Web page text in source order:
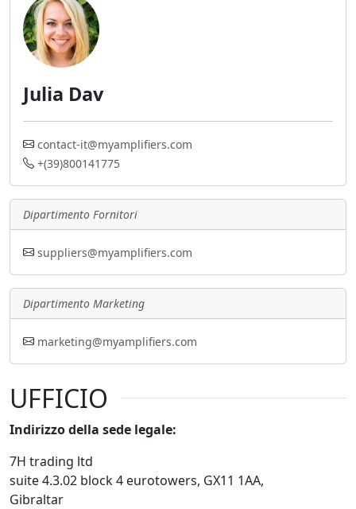
Julia Dav
contact-it@myamplifiers.com
+(39)800141775
Dipartimento Fornitori
suppliers@myamplifiers.com
Dipartimento Marketing
marketing@myamplifiers.com
UFFICIO
Indirizzo della sede legale:
7H trading ltd
suite 4.3.02 block 4 eurotowers, GX11 1AA,
Gibraltar